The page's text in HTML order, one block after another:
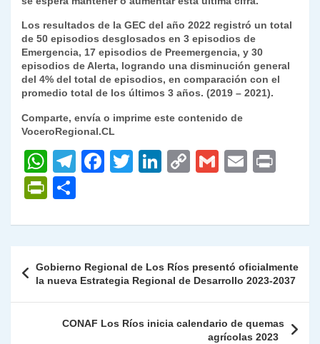
Los resultados de la GEC del año 2022 registró un total
de 50 episodios desglosados en 3 episodios de
Emergencia, 17 episodios de Preemergencia, y 30
episodios de Alerta, logrando una disminución general
del 4% del total de episodios, en comparación con el
promedio total de los últimos 3 años. (2019 – 2021).
Comparte, envía o imprime este contenido de
VoceroRegional.CL
W
h
at
s
p
p
T
gr
m
F
e
o
o
k
T
er
Li
e
n
C
y
n
k
G
l
E
l
P
nt
Fr
ie
n
dl
m
p
ar
tir
de
entradas
Gobierno Regional de Los Ríos presentó oficialmente
la nueva Estrategia Regional de Desarrollo 2023-2037
CONAF Los Ríos inicia calendario de quemas
agrícolas 2023